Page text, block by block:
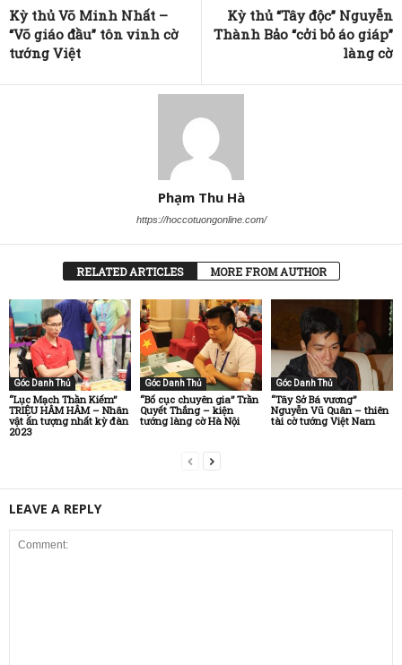
Kỳ thủ Võ Minh Nhất –
“Võ giáo đầu” tôn vinh cờ
tướng Việt
Kỳ thủ “Tây độc” Nguyễn
Thành Bảo “cởi bỏ áo giáp”
làng cờ
Phạm Thu Hà
https://hoccotuongonline.com/
RELATED ARTICLES MORE FROM AUTHOR
Góc Danh Thủ
“Lục Mạch Thần Kiếm”
TRIỆU HÂM HÂM – Nhân
vật ấn tượng nhất kỳ đàn
2023
Góc Danh Thủ
“Bố cục chuyên gia” Trần
Quyết Thắng – kiện
tướng làng cờ Hà Nội
Góc Danh Thủ
“Tây Sở Bá vương”
Nguyễn Vũ Quân – thiên
tài cờ tướng Việt Nam
LEAVE A REPLY